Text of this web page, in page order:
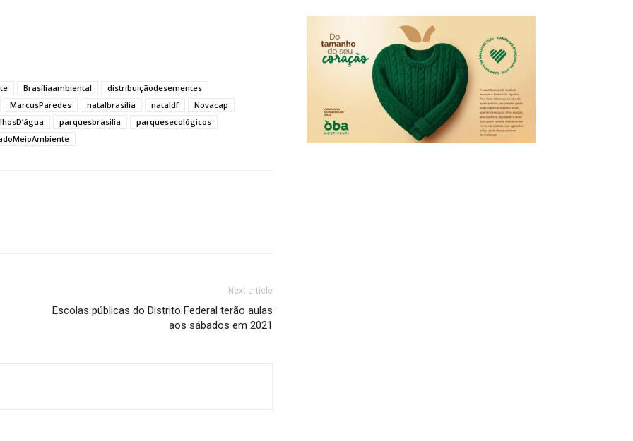
Brasíliaambiental
distribuiçãodesementes
MarcusParedes
natalbrasilia nataldf
Novacap
parquesbrasilia
parquesecológicos
Next article
Escolas públicas do Distrito Federal terão aulas
aos sábados em 2021